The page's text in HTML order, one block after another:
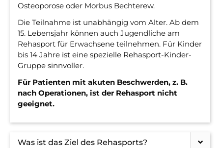
Osteo­porose oder Morbus Bechterew.
Die Teilnahme ist unab­hängig vom Alter. Ab dem
15. Lebens­jahr können auch Jugend­liche am
Reha­sport für Erwach­sene teil­neh­men. Für Kinder
bis 14 Jahre ist eine spezielle Rehasport-Kinder-
Gruppe sinn­voller.
Für Patienten mit akuten Beschwerden, z. B.
nach Opera­tionen, ist der Reha­sport nicht
geeignet.
Was ist das Ziel des Rehasports?